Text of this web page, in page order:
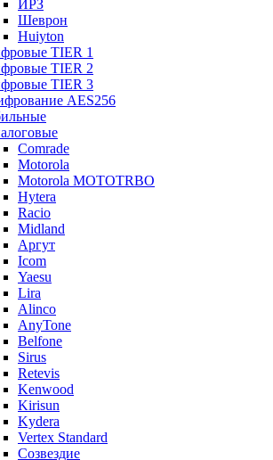
ИРЗ
Шеврон
Huiyton
TIER 1
TIER 2
TIER 3
AES256
Comrade
Motorola
Motorola MOTOTRBO
Hytera
Racio
Midland
Аргут
Icom
Yaesu
Lira
Alinco
AnyTone
Belfone
Sirus
Retevis
Kenwood
Kirisun
Kydera
Vertex Standard
Созвездие